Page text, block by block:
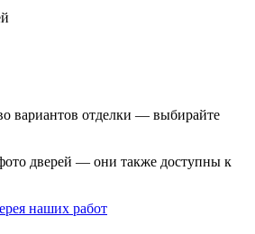
вариантов отделки — выбирайте
дверей — они также доступны к
наших работ